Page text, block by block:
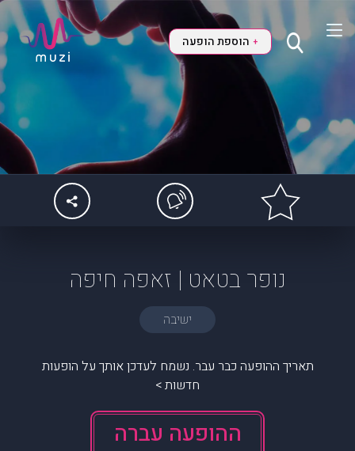
+ הוספת הופעה
נופר בטאט | זאפה חיפה
ישיבה
תאריך ההופעה כבר עבר. נשמח לעדכן אותך על הופעות
חדשות >
ההופעה עברה